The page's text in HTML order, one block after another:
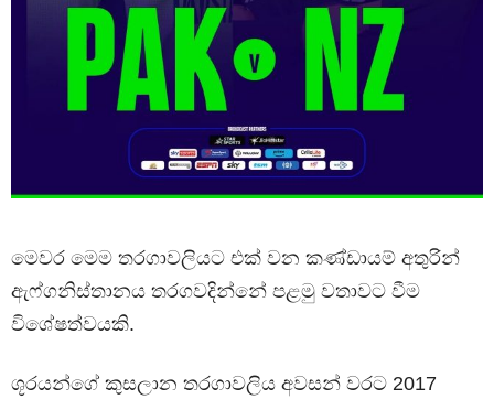
මෙවර මෙම තරගාවලියට එක් වන කණ්ඩායම් අතුරින්
ඇෆ්ගනිස්තානය තරගවදින්නේ පළමු වතාවට වීම
විශේෂත්වයකි.
ශූරයන්ගේ කුසලාන තරගාවලිය අවසන් වරට 2017